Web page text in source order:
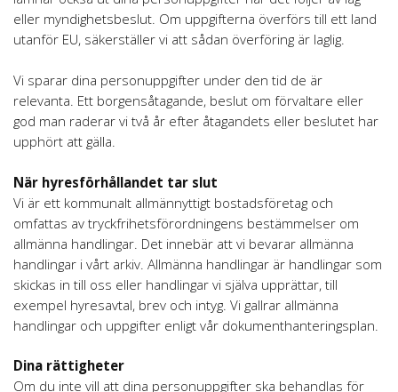
eller myndighetsbeslut. Om uppgifterna överförs till ett land
utanför EU, säkerställer vi att sådan överföring är laglig.
Vi sparar dina personuppgifter under den tid de är
relevanta. Ett borgensåtagande, beslut om förvaltare eller
god man raderar vi två år efter åtagandets eller beslutet har
upphört att gälla.
När hyresförhållandet tar slut
Vi är ett kommunalt allmännyttigt bostadsföretag och
omfattas av tryckfrihetsförordningens bestämmelser om
allmänna handlingar. Det innebär att vi bevarar allmänna
handlingar i vårt arkiv. Allmänna handlingar är handlingar som
skickas in till oss eller handlingar vi själva upprättar, till
exempel hyresavtal, brev och intyg. Vi gallrar allmänna
handlingar och uppgifter enligt vår dokumenthanteringsplan.
Dina rättigheter
Om du inte vill att dina personuppgifter ska behandlas för